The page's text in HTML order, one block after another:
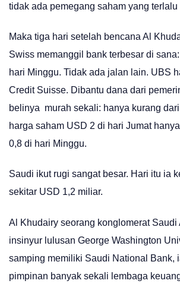
tidak ada pemegang saham yang terlalu
Maka tiga hari setelah bencana Al
Swiss memanggil bank terbesar di
hari Minggu. Tidak ada jalan lain. UBS
Credit Suisse. Dibantu dana dari
belinya murah sekali: hanya kurang
harga saham USD 2 di hari Jumat
0,8 di hari Minggu.
Saudi ikut rugi sangat besar. Hari itu ia
sekitar USD 1,2 miliar.
Al Khudairy seorang konglomerat Saudi
insinyur lulusan George Washington
samping memiliki Saudi National Bank,
pimpinan banyak sekali lembaga